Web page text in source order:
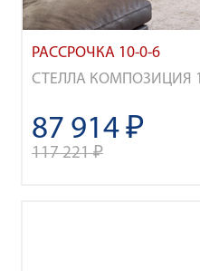
РАССРОЧКА 10-0-6
СТЕЛЛА КОМПОЗИЦИЯ 1
87 914 ₽
117 221 ₽